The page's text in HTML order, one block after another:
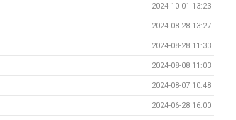
2024-10-01 13:23
2024-08-28 13:27
2024-08-28 11:33
2024-08-08 11:03
2024-08-07 10:48
2024-06-28 16:00